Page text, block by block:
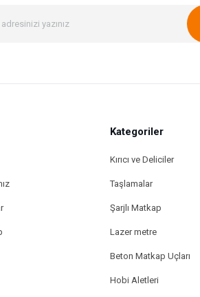
Gönder
Kategoriler
Kırıcı ve Deliciler
Taşlamalar
Şarjlı Matkap
Lazer metre
Beton Matkap Uçları
Hobi Aletleri